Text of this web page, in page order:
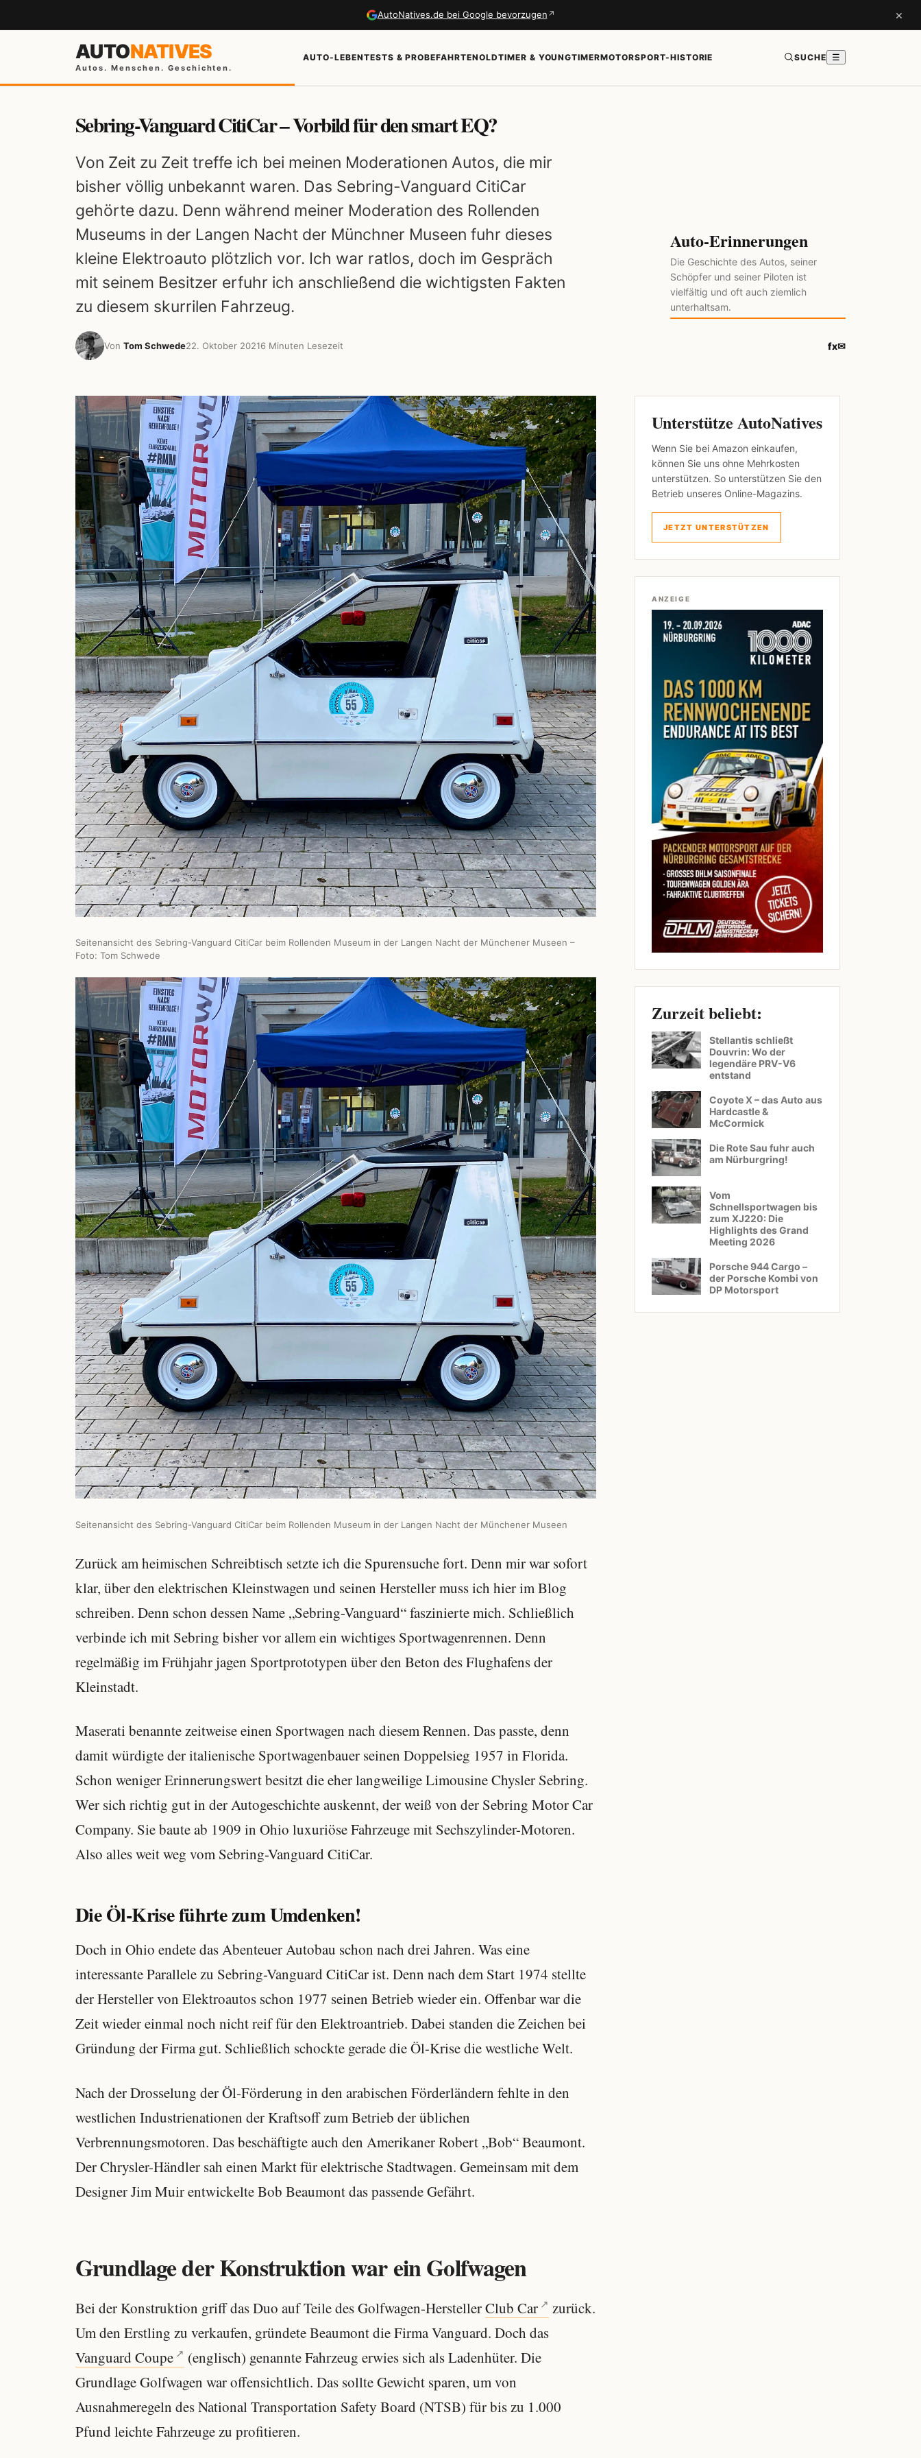
AutoNatives.de bei Google bevorzugen ↗ ×
AUTONATIVES
Autos. Menschen. Geschichten.
AUTO-LEBENTESTS & PROBEFAHRTENOLDTIMER & YOUNGTIMERMOTORSPORT-HISTORIE SUCHE ☰
Sebring-Vanguard CitiCar – Vorbild für den smart EQ?
Von Zeit zu Zeit treffe ich bei meinen Moderationen Autos, die mir
bisher völlig unbekannt waren. Das Sebring-Vanguard CitiCar
gehörte dazu. Denn während meiner Moderation des Rollenden
Museums in der Langen Nacht der Münchner Museen fuhr dieses
kleine Elektroauto plötzlich vor. Ich war ratlos, doch im Gespräch
mit seinem Besitzer erfuhr ich anschließend die wichtigsten Fakten
zu diesem skurrilen Fahrzeug.
Auto-Erinnerungen
Die Geschichte des Autos, seiner
Schöpfer und seiner Piloten ist
vielfältig und oft auch ziemlich
unterhaltsam.
Von Tom Schwede22. Oktober 20216 Minuten Lesezeit fx✉
Seitenansicht des Sebring-Vanguard CitiCar beim Rollenden Museum in der Langen Nacht der Münchener Museen –
Foto: Tom Schwede
Seitenansicht des Sebring-Vanguard CitiCar beim Rollenden Museum in der Langen Nacht der Münchener Museen
Zurück am heimischen Schreibtisch setzte ich die Spurensuche fort. Denn mir war sofort
klar, über den elektrischen Kleinstwagen und seinen Hersteller muss ich hier im Blog
schreiben. Denn schon dessen Name „Sebring-Vanguard“ faszinierte mich. Schließlich
verbinde ich mit Sebring bisher vor allem ein wichtiges Sportwagenrennen. Denn
regelmäßig im Frühjahr jagen Sportprototypen über den Beton des Flughafens der
Kleinstadt.
Maserati benannte zeitweise einen Sportwagen nach diesem Rennen. Das passte, denn
damit würdigte der italienische Sportwagenbauer seinen Doppelsieg 1957 in Florida.
Schon weniger Erinnerungswert besitzt die eher langweilige Limousine Chysler Sebring.
Wer sich richtig gut in der Autogeschichte auskennt, der weiß von der Sebring Motor Car
Company. Sie baute ab 1909 in Ohio luxuriöse Fahrzeuge mit Sechszylinder-Motoren.
Also alles weit weg vom Sebring-Vanguard CitiCar.
Die Öl-Krise führte zum Umdenken!
Doch in Ohio endete das Abenteuer Autobau schon nach drei Jahren. Was eine
interessante Parallele zu Sebring-Vanguard CitiCar ist. Denn nach dem Start 1974 stellte
der Hersteller von Elektroautos schon 1977 seinen Betrieb wieder ein. Offenbar war die
Zeit wieder einmal noch nicht reif für den Elektroantrieb. Dabei standen die Zeichen bei
Gründung der Firma gut. Schließlich schockte gerade die Öl-Krise die westliche Welt.
Nach der Drosselung der Öl-Förderung in den arabischen Förderländern fehlte in den
westlichen Industrienationen der Kraftsoff zum Betrieb der üblichen
Verbrennungsmotoren. Das beschäftigte auch den Amerikaner Robert „Bob“ Beaumont.
Der Chrysler-Händler sah einen Markt für elektrische Stadtwagen. Gemeinsam mit dem
Designer Jim Muir entwickelte Bob Beaumont das passende Gefährt.
Grundlage der Konstruktion war ein Golfwagen
Bei der Konstruktion griff das Duo auf Teile des Golfwagen-HerstellerClub Car
zurück.
Um den Erstling zu verkaufen, gründete Beaumont die Firma Vanguard. Doch das
Vanguard Coupe
(englisch) genannte Fahrzeug erwies sich als Ladenhüter. Die
Grundlage Golfwagen war offensichtlich. Das sollte Gewicht sparen, um von
Ausnahmeregeln des National Transportation Safety Board (NTSB) für bis zu 1.000
Pfund leichte Fahrzeuge zu profitieren.
Unterstütze AutoNatives
Wenn Sie bei Amazon einkaufen,
können Sie uns ohne Mehrkosten
unterstützen. So unterstützen Sie den
Betrieb unseres Online-Magazins.
JETZT UNTERSTÜTZEN
ANZEIGE
Zurzeit beliebt:
Stellantis schließt
Douvrin: Wo der
legendäre PRV-V6
entstand
Coyote X – das Auto aus
Hardcastle &
McCormick
Die Rote Sau fuhr auch
am Nürburgring!
Vom
Schnellsportwagen bis
zum XJ220: Die
Highlights des Grand
Meeting 2026
Porsche 944 Cargo –
der Porsche Kombi von
DP Motorsport